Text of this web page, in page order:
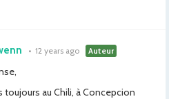
• 12 years ago Auteur
au Chili, à Concepcion